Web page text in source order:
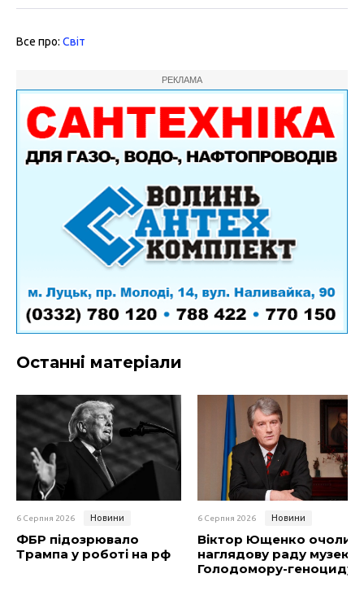
Все про: Світ
РЕКЛАМА
Останні матеріали
6 Серпня 2026 Новини
ФБР підозрювало
Трампа у роботі на рф
6 Серпня 2026 Новини
Віктор Ющенко очолив
наглядову раду музею
Голодомору-геноциду